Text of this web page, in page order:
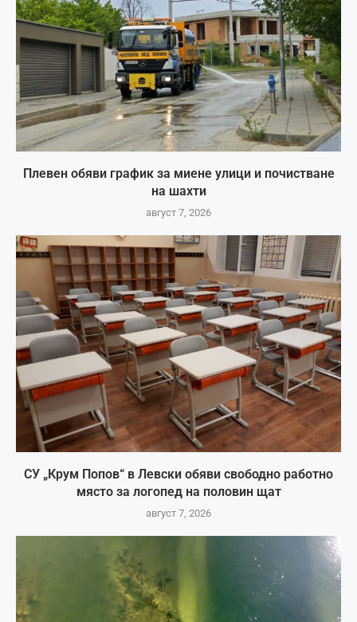
Плевен обяви график за миене улици и почистване
на шахти
август 7, 2026
СУ „Крум Попов“ в Левски обяви свободно работно
място за логопед на половин щат
август 7, 2026